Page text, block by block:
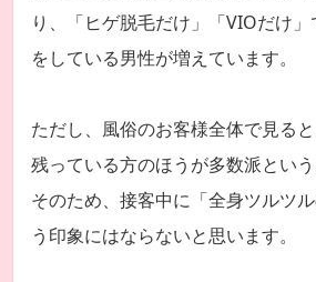
り、「ヒゲ脱毛だけ」「VIOだけ
をしている男性が増えています。
ただし、風俗のお客様全体で見る
残っている方のほうが多数派という
そのため、接客中に「全身ツルツ
う印象にはならないと思います。